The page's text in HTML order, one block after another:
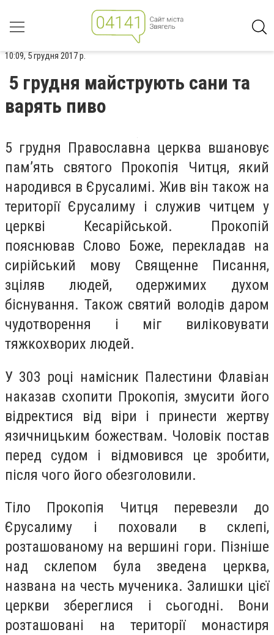
10:09, 5 грудня 2017 р.
5 грудня майструють сани та
варять пиво
5 грудня Православна церква вшановує
пам’ять святого Прокопія Читця, який
народився в Єрусалимі. Жив він також на
території Єрусалиму і служив читцем у
церкві Кесарійськой. Прокопій
пояснював Слово Боже, перекладав на
сирійський мову Священне Писання,
зціляв людей, одержимих духом
біснування. Також святий володів даром
чудотворення і міг виліковувати
тяжкохворих людей.
У 303 році намісник Палестини Флавіан
наказав схопити Прокопія, змусити його
відректися від віри і принести жертву
язичницьким божествам. Чоловік постав
перед судом і відмовився це зробити,
після чого його обезголовили.
Тіло Прокопія Читця перевезли до
Єрусалиму і поховали в склепі,
розташованому на вершині гори. Пізніше
над склепом була зведена церква,
названа на честь мученика. Залишки цієї
церкви збереглися і сьогодні. Вони
розташовані на території монастиря